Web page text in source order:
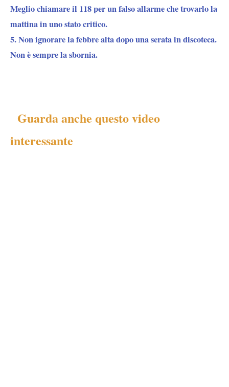
Meglio chiamare il 118 per un falso allarme che trovarlo la
mattina in uno stato critico.
5. Non ignorare la febbre alta dopo una serata in discoteca.
Non è sempre la sbornia.
Guarda anche questo video
interessante